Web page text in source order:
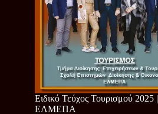
Ειδικό Τεύχος Τουρισμού 2025 |
ΕΛΜΕΠΑ